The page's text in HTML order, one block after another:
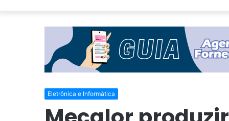
Eletrônica e Informática